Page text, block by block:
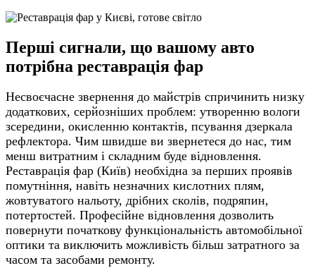
Перші сигнали, що вашому авто
потрібна реставрація фар
Несвоєчасне звернення до майстрів спричинить низку
додаткових, серйозніших проблем: утворенню вологи
зсередини, окисленню контактів, псування дзеркала
рефлектора. Чим швидше ви звернетеся до нас, тим
менш витратним і складним буде відновлення.
Реставрація фар (Київ) необхідна за перших проявів
помутніння, навіть незначних кислотних плям,
жовтуватого нальоту, дрібних сколів, подряпин,
потертостей. Професійне відновлення дозволить
повернути початкову функціональність автомобільної
оптики та виключить можливість більш затратного за
часом та засобами ремонту.